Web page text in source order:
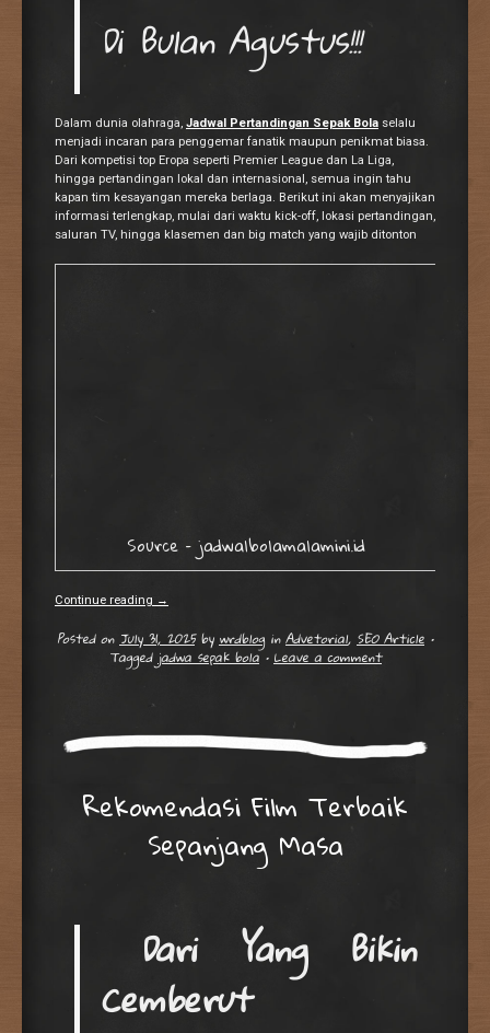
Di Bulan Agustus!!!
Dalam dunia olahraga, Jadwal Pertandingan Sepak Bola selalu
menjadi incaran para penggemar fanatik maupun penikmat biasa.
Dari kompetisi top Eropa seperti Premier League dan La Liga,
hingga pertandingan lokal dan internasional, semua ingin tahu
kapan tim kesayangan mereka berlaga. Berikut ini akan menyajikan
informasi terlengkap, mulai dari waktu kick-off, lokasi pertandingan,
saluran TV, hingga klasemen dan big match yang wajib ditonton
Source – jadwalbolamalamini.id
Continue reading →
Posted on July 31, 2025by wrdblog inAdvetorial, SEO Article •
Tagged jadwa sepak bola • Leave a comment
Rekomendasi Film Terbaik
Sepanjang Masa
Dari Yang Bikin
Cemberut